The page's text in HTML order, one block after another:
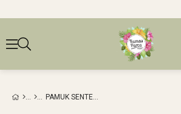
PAMUK SENTETIK DOKUMA KREM RENKTE (EN 160 CM X BOY 280 CM)